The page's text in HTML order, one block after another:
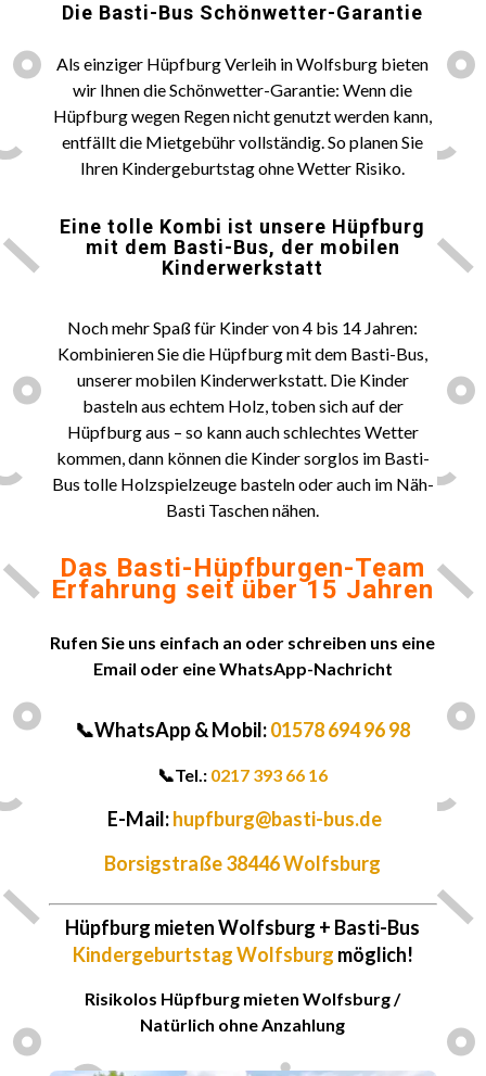
Die Basti-Bus Schönwetter-Garantie
Als einziger Hüpfburg Verleih in Wolfsburg bieten
wir Ihnen die Schönwetter-Garantie: Wenn die
Hüpfburg wegen Regen nicht genutzt werden kann,
entfällt die Mietgebühr vollständig. So planen Sie
Ihren Kindergeburtstag ohne Wetter Risiko.
Eine tolle Kombi ist unsere Hüpfburg
mit dem Basti-Bus, der mobilen
Kinderwerkstatt
Noch mehr Spaß für Kinder von 4 bis 14 Jahren:
Kombinieren Sie die Hüpfburg mit dem Basti-Bus,
unserer mobilen Kinderwerkstatt. Die Kinder
basteln aus echtem Holz, toben sich auf der
Hüpfburg aus – so kann auch schlechtes Wetter
kommen, dann können die Kinder sorglos im Basti-
Bus tolle Holzspielzeuge basteln oder auch im Näh-
Basti Taschen nähen.
Das Basti-Hüpfburgen-Team
Erfahrung seit über 15 Jahren
Rufen Sie uns einfach an oder schreiben uns eine
Email oder eine WhatsApp-Nachricht
📞WhatsApp & Mobil:01578 694 96 98
📞Tel.: 0217 393 66 16
E-Mail:hupfburg@basti-bus.de
Borsigstraße 38446 Wolfsburg
Hüpfburg mietenWolfsburg + Basti-Bus
Kindergeburtstag Wolfsburg möglich!
Risikolos Hüpfburg mieten Wolfsburg /
Natürlich ohne Anzahlung